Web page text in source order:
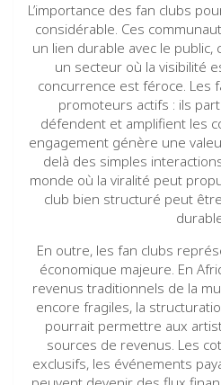
L’importance des fan clubs
considérable. Ces
un lien durable avec le
un secteur où la visibilité
concurrence est féroce. Les
promoteurs actifs : ils
défendent et amplifient les
engagement génère une
delà des simples
monde où la viralité peut
club bien structuré peut
En outre, les fan clubs
économique majeure. En
revenus traditionnels de la
encore fragiles, la
pourrait permettre aux
sources de revenus. Les
exclusifs, les événements